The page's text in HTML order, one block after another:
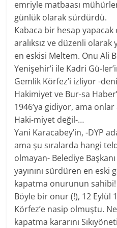
emriyle matbaası
günlük olarak sürdürdü.
Kabaca bir hesap yapacak
aralıksız ve düzenli
en eskisi Meltem. Onu Ali
Yenişehir’i ile Kadri Gü-
Gemlik Körfez’i izliyor -
Hakimiyet ve Bur-sa
1946’ya gidiyor, ama
Haki-miyet değil-…
Yani Karacabey’in, -DYP
ama şu sıralarda hangi
olmayan- Belediye
yayınını sürdüren en eski
kapatma onurunun sahibi!
Böyle bir onur (!), 12 Eylül
Körfez’e nasip olmuştu.
kapatma kararını